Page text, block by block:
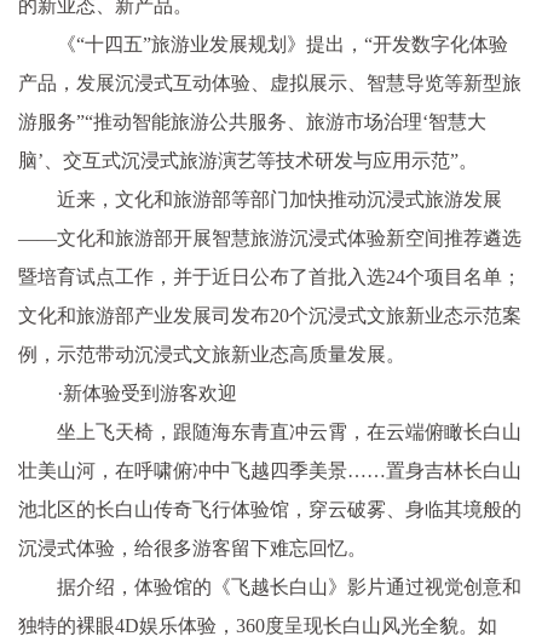
的新业态、新产品。
《“十四五”旅游业发展规划》提出，“开发数字化体验
产品，发展沉浸式互动体验、虚拟展示、智慧导览等新型旅
游服务”“推动智能旅游公共服务、旅游市场治理‘智慧大
脑’、交互式沉浸式旅游演艺等技术研发与应用示范”。
近来，文化和旅游部等部门加快推动沉浸式旅游发展
——文化和旅游部开展智慧旅游沉浸式体验新空间推荐遴选
暨培育试点工作，并于近日公布了首批入选24个项目名单；
文化和旅游部产业发展司发布20个沉浸式文旅新业态示范案
例，示范带动沉浸式文旅新业态高质量发展。
·新体验受到游客欢迎
坐上飞天椅，跟随海东青直冲云霄，在云端俯瞰长白山
壮美山河，在呼啸俯冲中飞越四季美景……置身吉林长白山
池北区的长白山传奇飞行体验馆，穿云破雾、身临其境般的
沉浸式体验，给很多游客留下难忘回忆。
据介绍，体验馆的《飞越长白山》影片通过视觉创意和
独特的裸眼4D娱乐体验，360度呈现长白山风光全貌。如